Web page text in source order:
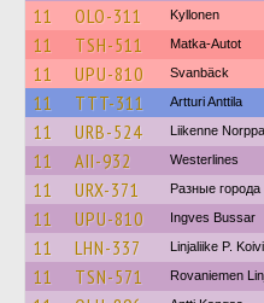
11 OLO-311 Kyllonen
11 TSH-511 Matka-Autot
11 UPU-810 Svanbäck
11 TTT-311 Artturi Anttila
11 URB-524 Liikenne Norppa
11 AII-932 Westerlines
11 URX-371 Разные города
11 UPU-810 Ingves Bussar
11 LHN-337 Linjaliike P.
11 TSN-571 Rovaniemen